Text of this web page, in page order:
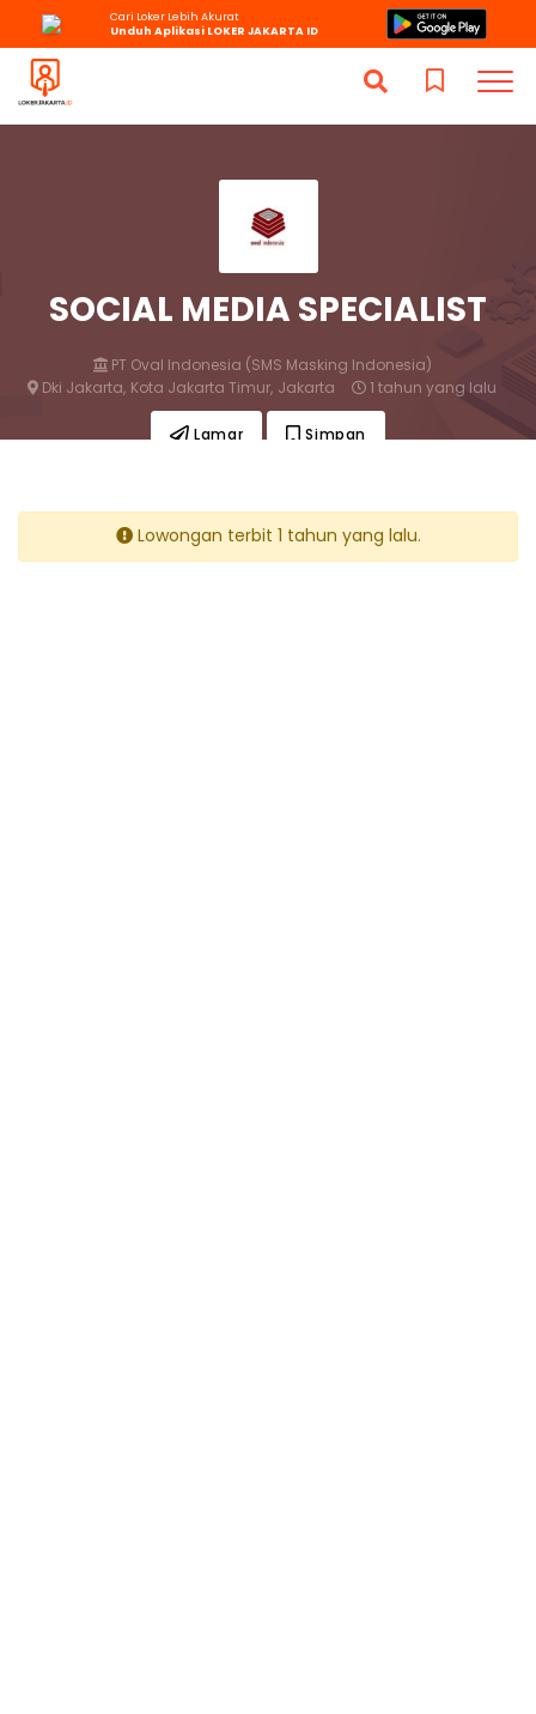
SOCIAL MEDIA SPECIALIST
PT Oval Indonesia (SMS Masking Indonesia)
Dki Jakarta, Kota Jakarta Timur, Jakarta 1 tahun yang lalu
Lamar Simpan
Cari Loker Lebih Akurat
Unduh Aplikasi LOKER JAKARTA ID
Lowongan terbit 1 tahun yang lalu.